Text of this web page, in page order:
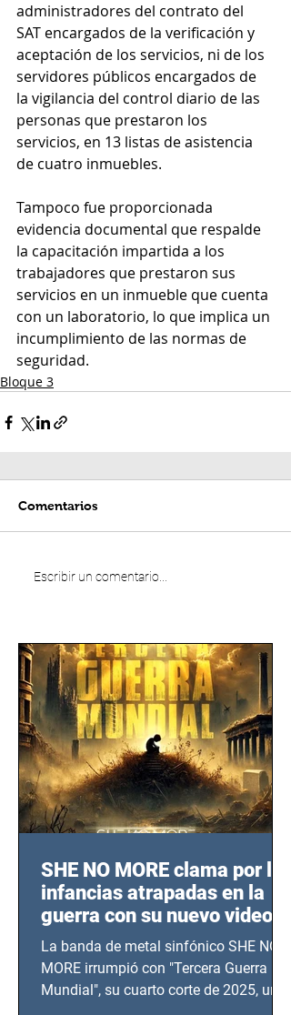
administradores del contrato del
SAT encargados de la verificación y
aceptación de los servicios, ni de los
servidores públicos encargados de
la vigilancia del control diario de las
personas que prestaron los
servicios, en 13 listas de asistencia
de cuatro inmuebles.
Tampoco fue proporcionada
evidencia documental que respalde
la capacitación impartida a los
trabajadores que prestaron sus
servicios en un inmueble que cuenta
con un laboratorio, lo que implica un
incumplimiento de las normas de
seguridad.
Bloque 3
Comentarios
Escribir un comentario...
SHE NO MORE clama por las
infancias atrapadas en la
guerra con su nuevo video
TERCERA GUERRA
MUNDIAL
La banda de metal sinfónico SHE NO
MORE irrumpió con "Tercera Guerra
Mundial", su cuarto corte de 2025, un